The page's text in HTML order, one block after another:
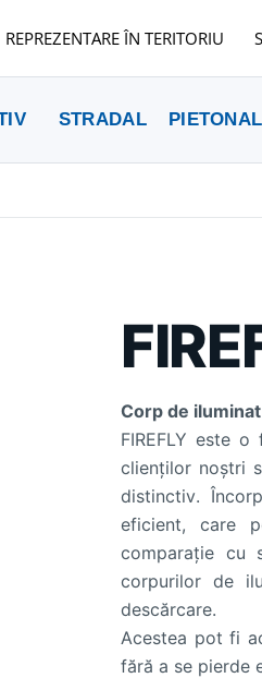
REPREZENTARE ÎN TERITORIU
STRADAL PIETONAL
Corp de
FIREFLY este
clienţilor noştri
distinctiv.
eficient, care
comparaţie cu
corpurilor de
descărcare.
Acestea pot fi
fără a se pierde